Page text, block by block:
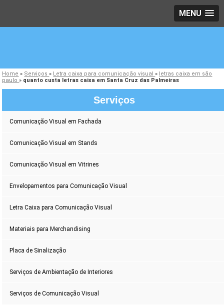
MENU
Home » Serviços» Letra caixa para comunicação visual» letras caixa em são
paulo» quanto custa letras caixa em Santa Cruz das Palmeiras
Serviços
Comunicação Visual em Fachada
Comunicação Visual em Stands
Comunicação Visual em Vitrines
Envelopamentos para Comunicação Visual
Letra Caixa para Comunicação Visual
Materiais para Merchandising
Placa de Sinalização
Serviços de Ambientação de Interiores
Serviços de Comunicação Visual